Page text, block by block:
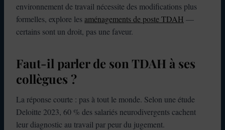
environnement de travail nécessite des modifications plus
formelles, explore les aménagements de poste TDAH —
certains sont un droit, pas une faveur.
Faut-il parler de son TDAH à ses
collègues ?
La réponse courte : pas à tout le monde. Selon une étude
Deloitte 2023, 60 % des salariés neurodivergents cachent
leur diagnostic au travail par peur du jugement.